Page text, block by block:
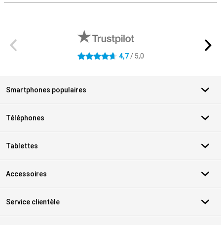
4.7 étoiles 4,7/ 5,0
Smartphones populaires
Téléphones
Tablettes
Accessoires
Service clientèle